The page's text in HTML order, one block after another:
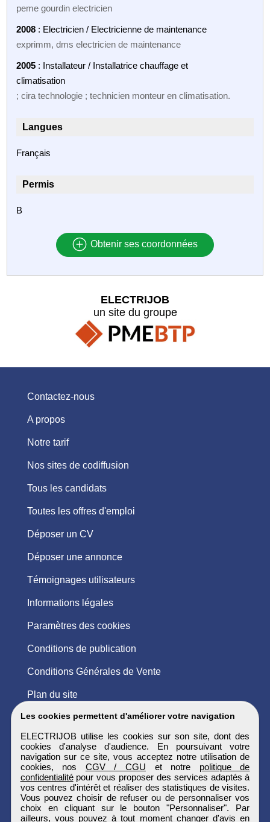
peme gourdin electricien
2008 : Electricien / Electricienne de maintenance
exprimm, dms electricien de maintenance
2005 : Installateur / Installatrice chauffage et
climatisation
; cira technologie ; technicien monteur en climatisation.
Langues
Français
Permis
B
Obtenir ses coordonnées
Les cookies permettent d'améliorer votre navigation
ELECTRIJOB utilise les cookies sur son site, dont des
cookies d'analyse d'audience. En poursuivant votre
navigation sur ce site, vous acceptez notre utilisation de
cookies, nos CGV / CGU et notre politique de
confidentialitépour vous proposer des services adaptés à
vos centres d'intérêt et réaliser des statistiques de visites.
Vous pouvez choisir de refuser ou de personnaliser vos
choix en cliquant sur le bouton "Personnaliser". Par
ailleurs, vous pouvez à tout moment changer d'avis en
ELECTRIJOB
un site du groupe
Contactez-nous
A propos
Notre tarif
Nos sites de codiffusion
Tous les candidats
Toutes les offres d'emploi
Déposer un CV
Déposer une annonce
Témoignages utilisateurs
Informations légales
Paramètres des cookies
Conditions de publication
Conditions Générales de Vente
Plan du site